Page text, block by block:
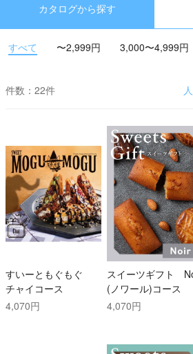
カタログから探す
すべて 〜2,999円 3,000〜4,999円
件数：22件
すいーともぐもぐ
チャイコース
4,070円
スイーツギフト
(ノワール)コース
4,070円